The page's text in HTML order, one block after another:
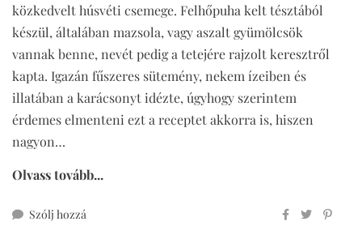
közkedvelt húsvéti csemege. Felhőpuha kelt tésztából
készül, általában mazsola, vagy aszalt gyümölcsök
vannak benne, nevét pedig a tetejére rajzolt keresztről
kapta. Igazán fűszeres sütemény, nekem ízeiben és
illatában a karácsonyt idézte, úgyhogy szerintem
érdemes elmenteni ezt a receptet akkorra is, hiszen
nagyon…
Olvass tovább...
Szólj hozzá